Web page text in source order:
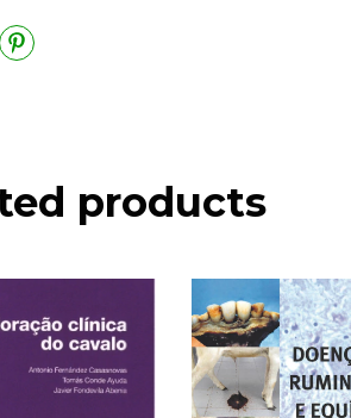
products